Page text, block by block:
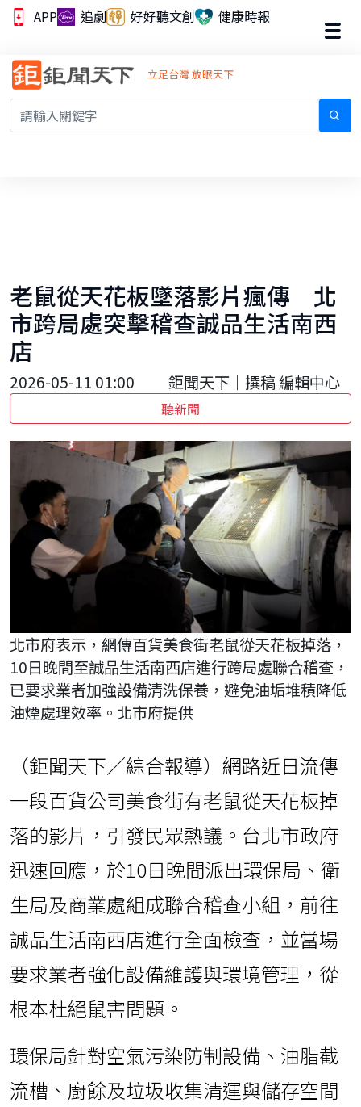
APP 追劇 好好聽文創 健康時報
立足台灣 放眼天下
老鼠從天花板墜落影片瘋傳 北
市跨局處突擊稽查誠品生活南西
店
2026-05-11 01:00 鉅聞天下｜撰稿 編輯中心
聽新聞
北市府表示，網傳百貨美食街老鼠從天花板掉落，
10日晚間至誠品生活南西店進行跨局處聯合稽查，
已要求業者加強設備清洗保養，避免油垢堆積降低
油煙處理效率。北市府提供
（鉅聞天下／綜合報導）網路近日流傳
一段百貨公司美食街有老鼠從天花板掉
落的影片，引發民眾熱議。台北市政府
迅速回應，於10日晚間派出環保局、衛
生局及商業處組成聯合稽查小組，前往
誠品生活南西店進行全面檢查，並當場
要求業者強化設備維護與環境管理，從
根本杜絕鼠害問題。
環保局針對空氣污染防制設備、油脂截
流槽、廚餘及垃圾收集清運與儲存空間